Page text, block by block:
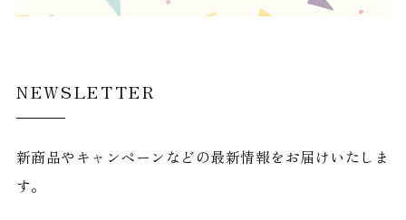
NEWSLETTER
新商品やキャンペーンなどの最新情報をお届けいたしま
す。